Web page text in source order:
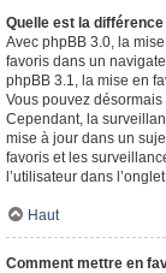
Quelle est la
Avec phpBB 3.0, la
favoris dans un
phpBB 3.1, la mise en
Vous pouvez
Cependant, la
mise à jour dans un
favoris et les
l’utilisateur dans
Haut
Comment mettre en